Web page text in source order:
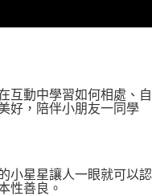
互動中學習如何相處、自
好，陪伴小朋友一同學
小星星讓人一眼就可以認
性善良。